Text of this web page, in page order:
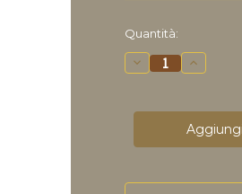
disponibile
Quantità:
Riduci
la
mini
5
Chouffe
Aumenta
la
mini
fusti
da
5
Chouffe